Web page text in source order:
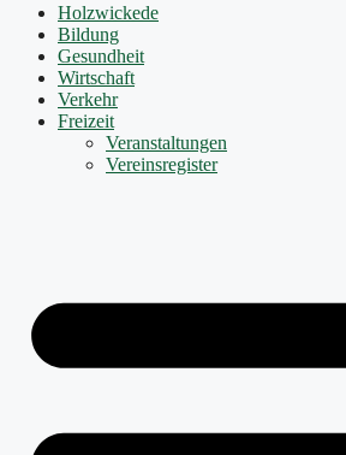
Holzwickede
Bildung
Gesundheit
Wirtschaft
Verkehr
Freizeit
Veranstaltungen
Vereinsregister